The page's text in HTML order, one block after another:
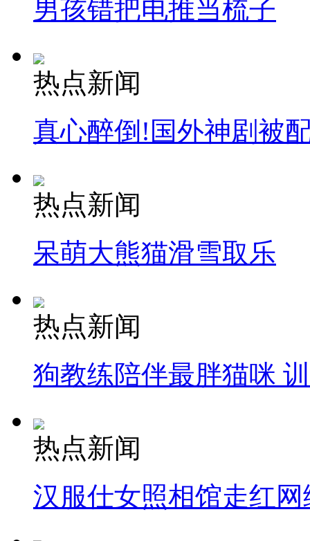
男孩错把电推当梳子
热点新闻
真心醉倒!国外神剧被
热点新闻
呆萌大熊猫滑雪取乐
热点新闻
狗教练陪伴最胖猫咪
热点新闻
汉服仕女照相馆走红网